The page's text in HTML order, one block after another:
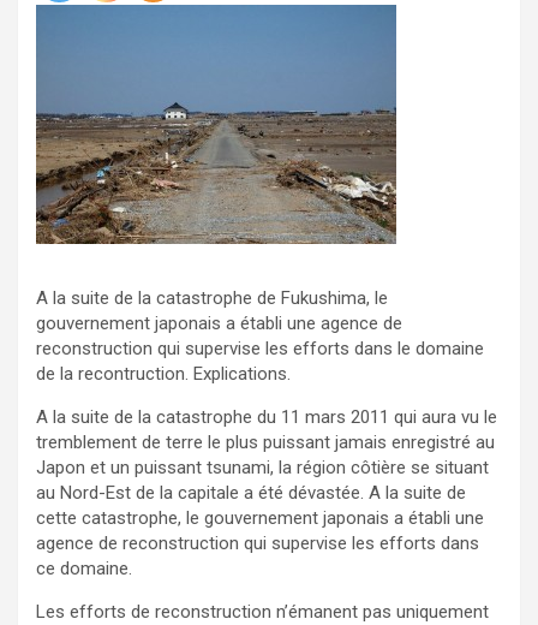
A la suite de la catastrophe de Fukushima, le
gouvernement japonais a établi une agence de
reconstruction qui supervise les efforts dans le domaine
de la recontruction. Explications.
A la suite de la catastrophe du 11 mars 2011 qui aura vu le
tremblement de terre le plus puissant jamais enregistré au
Japon et un puissant tsunami, la région côtière se situant
au Nord-Est de la capitale a été dévastée. A la suite de
cette catastrophe, le gouvernement japonais a établi une
agence de reconstruction qui supervise les efforts dans
ce domaine.
Les efforts de reconstruction n’émanent pas uniquement